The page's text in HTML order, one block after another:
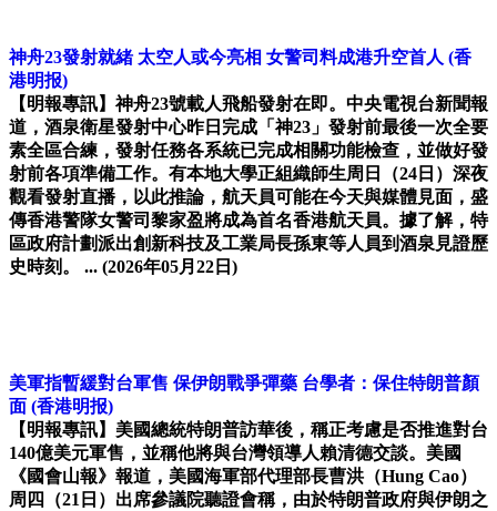
神舟23發射就緒 太空人或今亮相 女警司料成港升空首人 (香
港明报)
【明報專訊】神舟23號載人飛船發射在即。中央電視台新聞報
道，酒泉衛星發射中心昨日完成「神23」發射前最後一次全要
素全區合練，發射任務各系統已完成相關功能檢查，並做好發
射前各項準備工作。有本地大學正組織師生周日（24日）深夜
觀看發射直播，以此推論，航天員可能在今天與媒體見面，盛
傳香港警隊女警司黎家盈將成為首名香港航天員。據了解，特
區政府計劃派出創新科技及工業局長孫東等人員到酒泉見證歷
史時刻。 ... (2026年05月22日)
美軍指暫緩對台軍售 保伊朗戰爭彈藥 台學者：保住特朗普顏
面 (香港明报)
【明報專訊】美國總統特朗普訪華後，稱正考慮是否推進對台
140億美元軍售，並稱他將與台灣領導人賴清德交談。美國
《國會山報》報道，美國海軍部代理部長曹洪（Hung Cao）
周四（21日）出席參議院聽證會稱，由於特朗普政府與伊朗之